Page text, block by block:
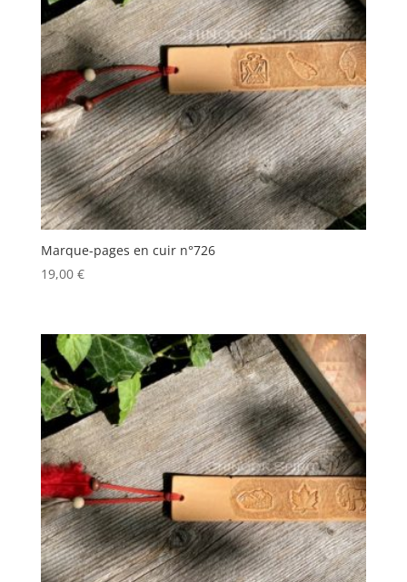
Marque-pages en cuir n°726
19,00 €